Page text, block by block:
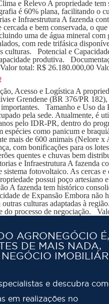
e Relevo A propriedade
é 60% plana, facilitando
e Infraestrutura A fazenda
e bem conservada, o
uma de água mineral
com rede trifásica
culturas. Potencial e
produtiva.
total: R$ 26.180.000,00
Acesso e Logística A
Grendene (BR 376/PR
Tamanho e Uso da
pela sede. Atualmente, é
pelo IDR-PR, dentro do
como panicum e
mais de 600 animais (Nelore
com bonificações para os
quentes e chuvas bem
e Infraestrutura A fazenda
fotovoltaico. As cercas
possui poço artesiano
A fazenda tem histórico
de Expansão Embora não
culturas adaptadas à
do processo de negociação.
AGRONEGÓCIO É,
DE MAIS NADA,
e descubra
em realizações no